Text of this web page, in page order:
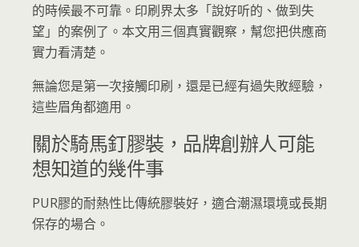
的時候最不可靠。印刷界太多「說好听的、做到失
望」的案例了。本文用三個真實觀察，幫您把供應商
實力看清楚。
無論您是第一次接觸印刷，還是已經有過失敗經驗，
這些眉角都適用。
關於騎馬釘膠裝，品牌創辦人可能
想知道的幾件事
PUR膠的耐熱性比傳統膠裝好，適合潮濕環境或長期
保存的場合。